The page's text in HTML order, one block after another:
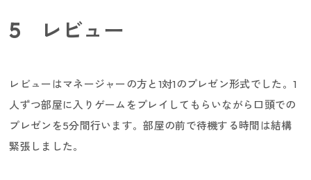
5 レビュー
レビューはマネージャーの方と1対1のプレゼン形式でした。1
人ずつ部屋に入りゲームをプレイしてもらいながら口頭での
プレゼンを5分間行います。部屋の前で待機する時間は結構
緊張しました。